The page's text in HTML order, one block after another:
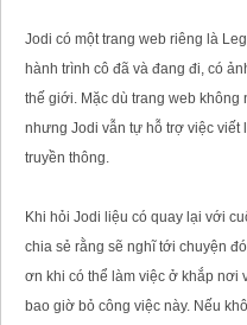
Jodi có một trang web riêng là
hành trình cô đã và đang đi, có
thế giới. Mặc dù trang web
nhưng Jodi vẫn tự hỗ trợ việc viết
truyền thông.
Khi hỏi Jodi liệu có quay lại với
chia sẻ rằng sẽ nghĩ tới chuyện
ơn khi có thể làm việc ở khắp nơi
bao giờ bỏ công việc này. Nếu